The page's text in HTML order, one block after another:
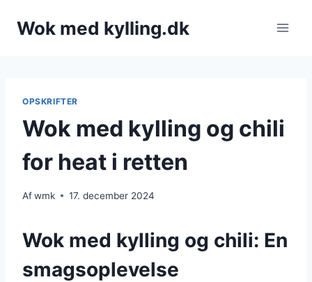
Wok med kylling.dk
OPSKRIFTER
Wok med kylling og chili
for heat i retten
Afwmk 17. december 2024
Wok med kylling og chili: En
smagsoplevelse